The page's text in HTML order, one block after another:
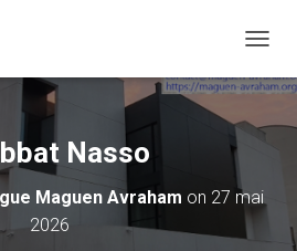
Nasso
Maguen Avraham on 27 mai
2026